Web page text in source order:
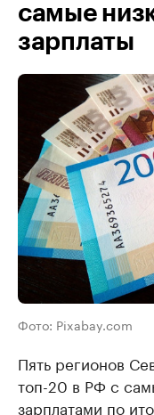
самые
зарплаты
Фото: Pixabay.com
Пять регионов
топ-20 в РФ с
зарплатами по